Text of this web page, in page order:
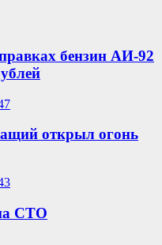
бензин АИ-92
открыл огонь
СТО